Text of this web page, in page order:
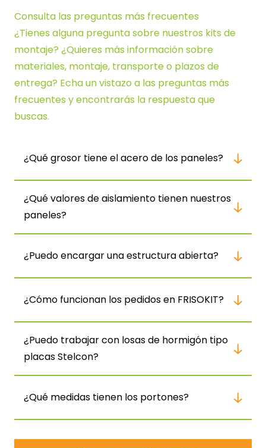
Consulta las preguntas más frecuentes
¿Tienes alguna pregunta sobre nuestros kits de
montaje? ¿Quieres más información sobre
materiales, montaje, transporte o plazos de
entrega? Echa un vistazo a las preguntas más
frecuentes y encontrarás la respuesta que
buscas.
¿Qué grosor tiene el acero de los paneles?
¿Qué valores de aislamiento tienen nuestros
paneles?
¿Puedo encargar una estructura abierta?
¿Cómo funcionan los pedidos en FRISOKIT?
¿Puedo trabajar con losas de hormigón tipo
placas Stelcon?
¿Qué medidas tienen los portones?